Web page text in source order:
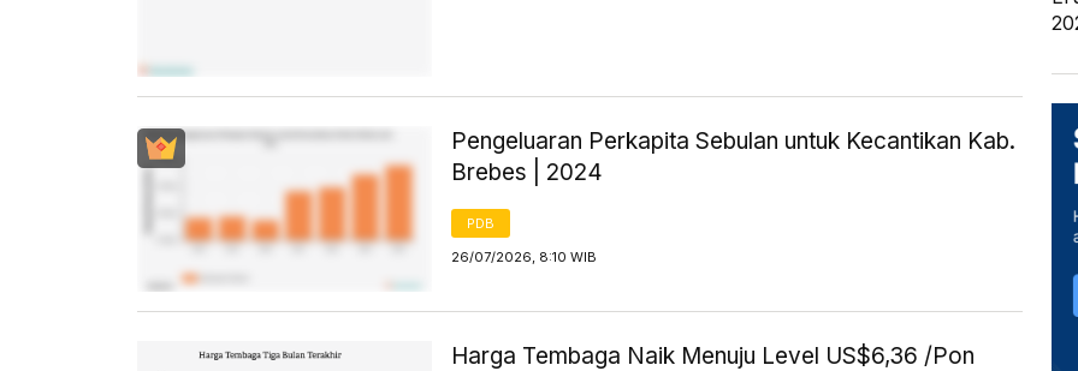
Pengeluaran Perkapita Sebulan untuk Kecantikan Kab.
Brebes | 2024
PDB
26/07/2026, 8:10 WIB
Harga Tembaga Naik Menuju Level US$6,36 /Pon